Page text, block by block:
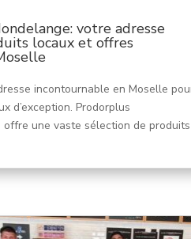
votre adresse
locaux et offres
incontournable en Moselle
d’exception. Prodorplus
offre une vaste sélection de produits